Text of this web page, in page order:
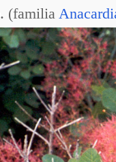
(familia